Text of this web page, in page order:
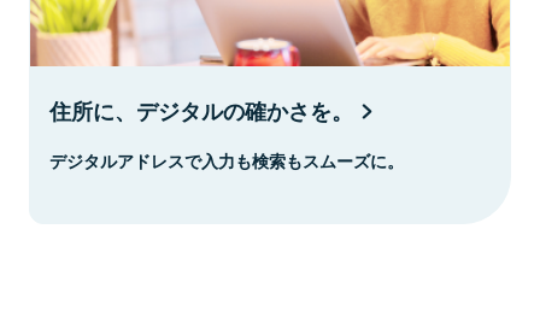
住所に、デジタルの確かさを。
デジタルアドレスで入力も検索もスムーズに。